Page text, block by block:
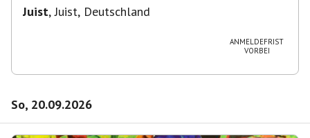
Juist,Juist, Deutschland
ANMELDEFRIST
VORBEI
So, 20.09.2026